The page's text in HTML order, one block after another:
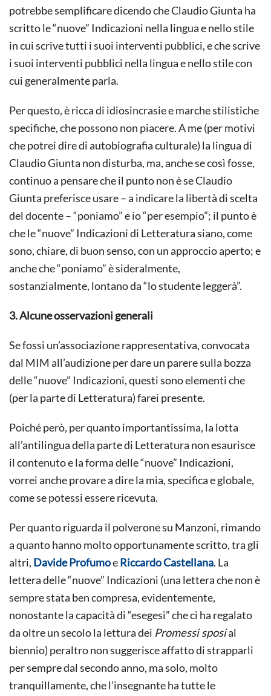
potrebbe semplificare dicendo che Claudio Giunta ha
scritto le “nuove” Indicazioni nella lingua e nello stile
in cui scrive tutti i suoi interventi pubblici, e che scrive
i suoi interventi pubblici nella lingua e nello stile con
cui generalmente parla.
Per questo, è ricca di idiosincrasie e marche stilistiche
specifiche, che possono non piacere. A me (per motivi
che potrei dire di autobiografia culturale) la lingua di
Claudio Giunta non disturba, ma, anche se così fosse,
continuo a pensare che il punto non è se Claudio
Giunta preferisce usare – a indicare la libertà di scelta
del docente – “poniamo” e io “per esempio”; il punto è
che le “nuove” Indicazioni di Letteratura siano, come
sono, chiare, di buon senso, con un approccio aperto; e
anche che “poniamo” è sideralmente,
sostanzialmente, lontano da “lo studente leggerà”.
3. Alcune osservazioni generali
Se fossi un’associazione rappresentativa, convocata
dal MIM all’audizione per dare un parere sulla bozza
delle “nuove” Indicazioni, questi sono elementi che
(per la parte di Letteratura) farei presente.
Poiché però, per quanto importantissima, la lotta
all’antilingua della parte di Letteratura non esaurisce
il contenuto e la forma delle “nuove” Indicazioni,
vorrei anche provare a dire la mia, specifica e globale,
come se potessi essere ricevuta.
Per quanto riguarda il polverone su Manzoni, rimando
a quanto hanno molto opportunamente scritto, tra gli
altri, Davide ProfumoeRiccardo Castellana. La
lettera delle “nuove” Indicazioni (una lettera che non è
sempre stata ben compresa, evidentemente,
nonostante la capacità di “esegesi” che ci ha regalato
da oltre un secolo la lettura dei Promessi sposial
biennio) peraltro non suggerisce affatto di strapparli
per sempre dal secondo anno, ma solo, molto
tranquillamente, che l’insegnante ha tutte le